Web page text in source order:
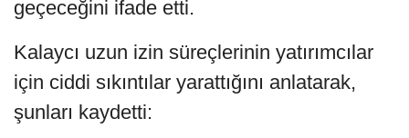
geçeceğini ifade etti.
Kalaycı uzun izin süreçlerinin yatırımcılar
için ciddi sıkıntılar yarattığını anlatarak,
şunları kaydetti: